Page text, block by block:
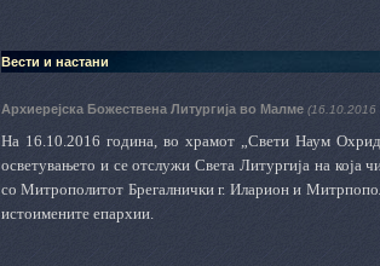
Вести и настани
Архиерејска Божествена Литургија во Малме (16.10.2016
На 16.10.2016 година, во храмот „Свети Наум
осветувањето и се отслужи Света Литургија на
со Митрополитот Брегалнички г. Иларион и
истоимените епархии.